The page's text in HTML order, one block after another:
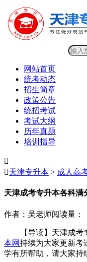
网站首页
统考动态
招生简章
政策公告
统招考试
考试大纲
历年真题
培训指导

天津专升本 > 成人高
天津成考专升本各科满
作者：吴老师阅读量：
【导读】天津成考
本网持续为大家更新考
学有所帮助，请大家持